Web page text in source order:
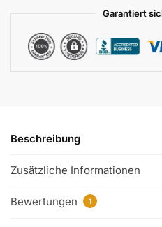
Garantiert
Beschreibung
Zusätzliche Informationen
Bewertungen 1